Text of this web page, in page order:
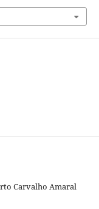
Carvalho Amaral